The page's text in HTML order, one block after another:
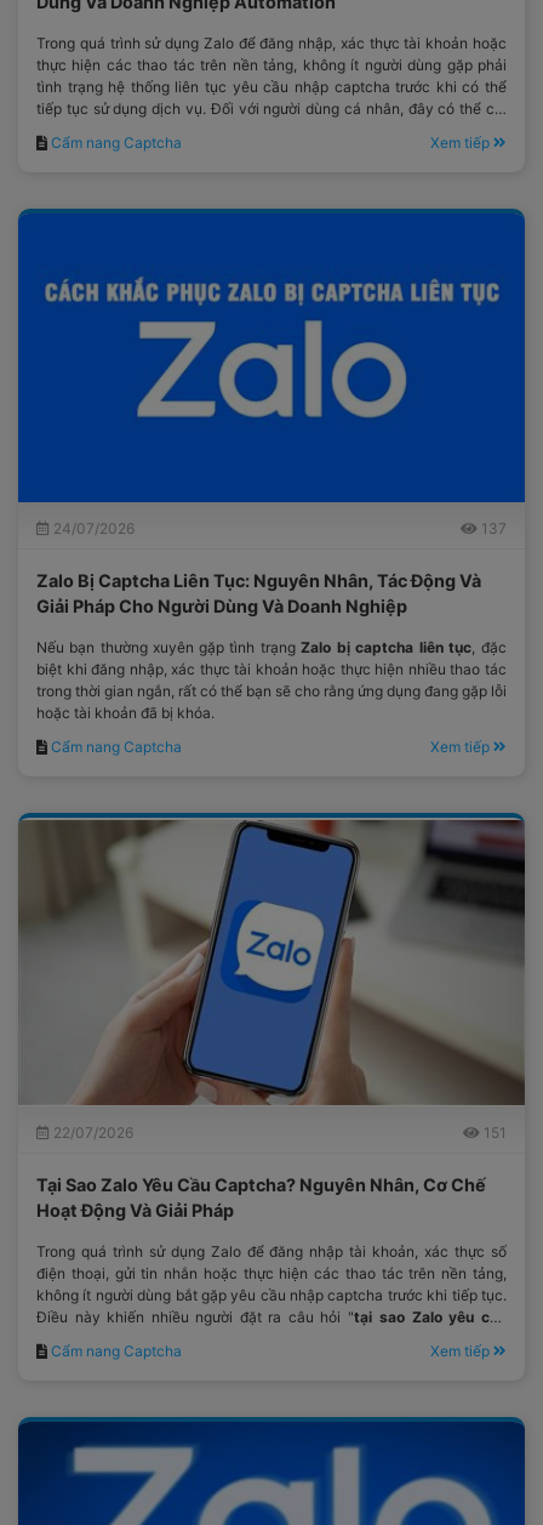
Trong quá trình sử dụng Zalo để đăng nhập, xác thực tài khoản hoặc
thực hiện các thao tác trên nền tảng, không ít người dùng gặp phải
tình trạng hệ thống liên tục yêu cầu nhập captcha trước khi có thể
tiếp tục sử dụng dịch vụ. Đối với người dùng cá nhân, đây có thể chỉ
Cẩm nang Captcha Xem tiếp
24/07/2026 137
Zalo Bị Captcha Liên Tục: Nguyên Nhân, Tác Động Và
Giải Pháp Cho Người Dùng Và Doanh Nghiệp
Nếu bạn thường xuyên gặp tình trạng Zalo bị captcha liên tục, đặc
biệt khi đăng nhập, xác thực tài khoản hoặc thực hiện nhiều thao tác
trong thời gian ngắn, rất có thể bạn sẽ cho rằng ứng dụng đang gặp lỗi
hoặc tài khoản đã bị khóa.
Cẩm nang Captcha
Xem tiếp
22/07/2026 151
Tại Sao Zalo Yêu Cầu Captcha? Nguyên Nhân, Cơ Chế
Hoạt Động Và Giải Pháp
Trong quá trình sử dụng Zalo để đăng nhập tài khoản, xác thực số
điện thoại, gửi tin nhắn hoặc thực hiện các thao tác trên nền tảng,
không ít người dùng bắt gặp yêu cầu nhập captcha trước khi tiếp tục.
Điều này khiến nhiều người đặt ra câu hỏi "tại sao Zalo yêu cầu
captcha
Cẩm nang Captcha Xem tiếp